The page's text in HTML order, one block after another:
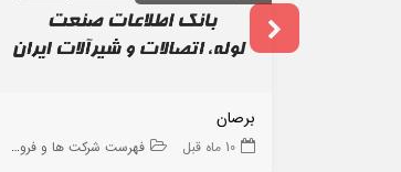
برصان
10 ماه قبل فهرست شرکت ها و فروشگاه ها